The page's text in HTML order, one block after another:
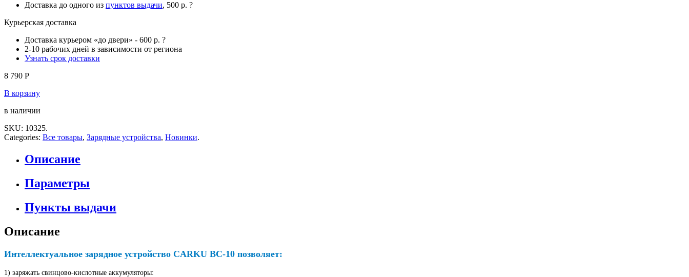
Доставка до одного из пунктов выдачи, 500 р. ?
Курьерская доставка
Доставка курьером «до двери» - 600 р. ?
2-10 рабочих дней в зависимости от региона
Узнать срок доставки
8 790 Р
В корзину
в наличии
SKU: 10325.
Categories: Все товары, Зарядные устройства, Новинки.
Описание
Параметры
Пункты выдачи
Описание
Интеллектуальное зарядное устройство CARKU BC-10 позволяет:
1) заряжать свинцово-кислотные аккумуляторы: